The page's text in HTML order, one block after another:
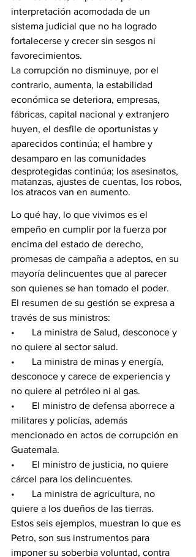
interpretación acomodada de un
sistema judicial que no ha logrado
fortalecerse y crecer sin sesgos ni
favorecimientos.
La corrupción no disminuye, por el
contrario, aumenta, la estabilidad
económica se deteriora, empresas,
fábricas, capital nacional y extranjero
huyen, el desfile de oportunistas y
aparecidos continúa; el hambre y
desamparo en las comunidades
desprotegidas continúa; los asesinatos,
matanzas, ajustes de cuentas, los robos,
los atracos van en aumento.
Lo qué hay, lo que vivimos es el
empeño en cumplir por la fuerza por
encima del estado de derecho,
promesas de campaña a adeptos, en su
mayoría delincuentes que al parecer
son quienes se han tomado el poder.
El resumen de su gestión se expresa a
través de sus ministros:
•       La ministra de Salud, desconoce y
no quiere al sector salud.
•       La ministra de minas y energía,
desconoce y carece de experiencia y
no quiere al petróleo ni al gas.
•       El ministro de defensa aborrece a
militares y policías, además
mencionado en actos de corrupción en
Guatemala.
•       El ministro de justicia, no quiere
cárcel para los delincuentes.
•       La ministra de agricultura, no
quiere a los dueños de las tierras.
Estos seis ejemplos, muestran lo que es
Petro, son sus instrumentos para
imponer su soberbia voluntad, contra